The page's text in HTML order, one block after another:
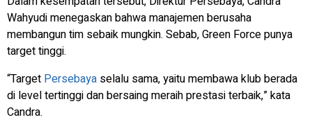
Wahyudi menegaskan bahwa manajemen berusaha
membangun tim sebaik mungkin. Sebab, Green Force punya
target tinggi.
“Target Persebaya selalu sama, yaitu membawa klub berada
di level tertinggi dan bersaing meraih prestasi terbaik,” kata
Candra.